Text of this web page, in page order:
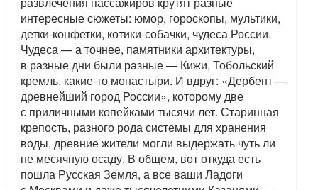
интересные сюжеты: юмор, гороскопы, мультики,
детки-конфетки, котики-собачки, чудеса России.
Чудеса — а точнее, памятники архитектуры,
в разные дни были разные — Кижи, Тобольский
кремль, какие-то монастыри. И вдруг: «Дербент —
древнейший город России», которому две
с приличными копейками тысячи лет. Старинная
крепость, разного рода системы для хранения
воды, древние жители могли выдержать чуть ли
не месячную осаду. В общем, вот откуда есть
пошла Русская Земля, а все ваши Ладоги